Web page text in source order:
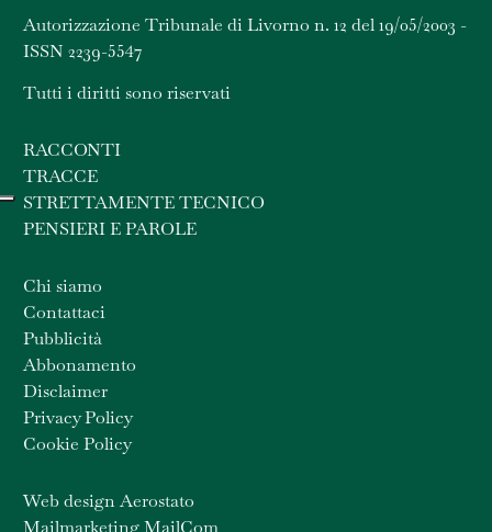
Autorizzazione Tribunale di Livorno n. 12 del 19/05/2003 -
ISSN 2239-5547
Tutti i diritti sono riservati
RACCONTI
TRACCE
STRETTAMENTE TECNICO
PENSIERI E PAROLE
Chi siamo
Contattaci
Pubblicità
Abbonamento
Disclaimer
Privacy Policy
Cookie Policy
Web design Aerostato